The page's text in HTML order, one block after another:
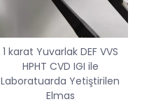
1 karat Yuvarlak DEF VVS
HPHT CVD IGI ile
Laboratuarda Yetiştirilen
Elmas